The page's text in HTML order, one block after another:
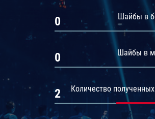
Амур
Барыс
Шайбы в
0
Шайбы в
0
Количество
2